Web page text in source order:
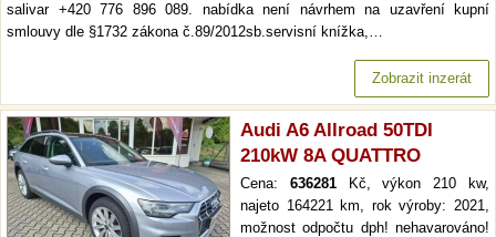
salivar +420 776 896 089. nabídka není návrhem na uzavření kupní
smlouvy dle §1732 zákona č.89/2012sb.servisní knížka,…
Zobrazit inzerát
Audi A6 Allroad 50TDI
210kW 8A QUATTRO
Cena: 636281Kč, výkon 210 kw,
najeto 164221 km, rok výroby: 2021,
možnost odpočtu dph! nehavarováno!